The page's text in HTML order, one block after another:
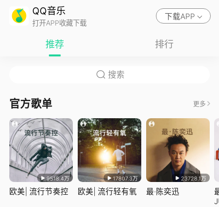
QQ音乐
打开APP收藏下载
下载APP
推荐 排行
官方歌单 更多
9518.4万
欧美| 流行节奏控
17807.3万
欧美| 流行轻有氧
23728.1万
最·陈奕迅